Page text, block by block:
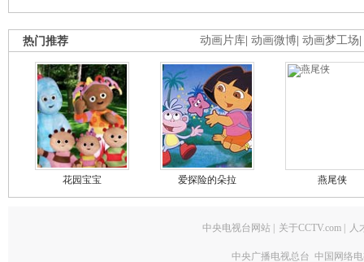
动画片库 动画微博 动画梦工场
热门推荐
花园宝宝 爱探险的朵拉 燕尾侠
中央电视台网站 关于CCTV.com 人
中央广播电视总台 中国网络